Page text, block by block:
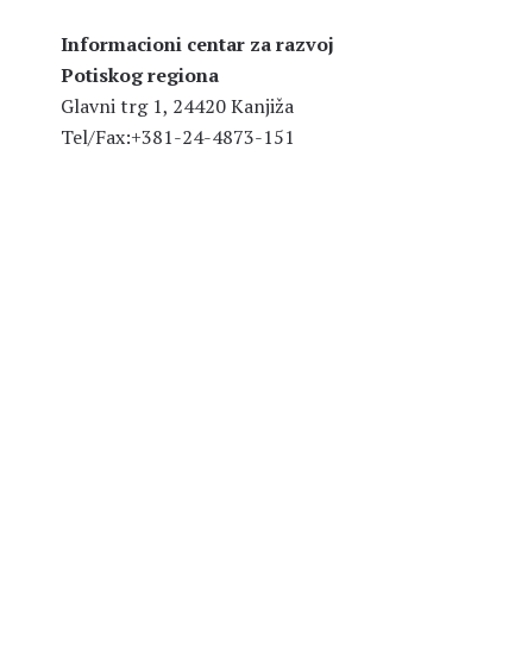
Informacioni centar za razvoj
Potiskog regiona
Glavni trg 1, 24420 Kanjiža
Tel/Fax:+381-24-4873-151